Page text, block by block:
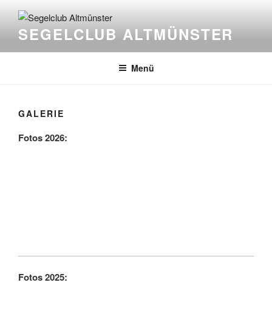
Inhalt
springenSEGELCLUB ALTMÜNSTER
Menü
GALERIE
Fotos 2026:
Fotos 2025: